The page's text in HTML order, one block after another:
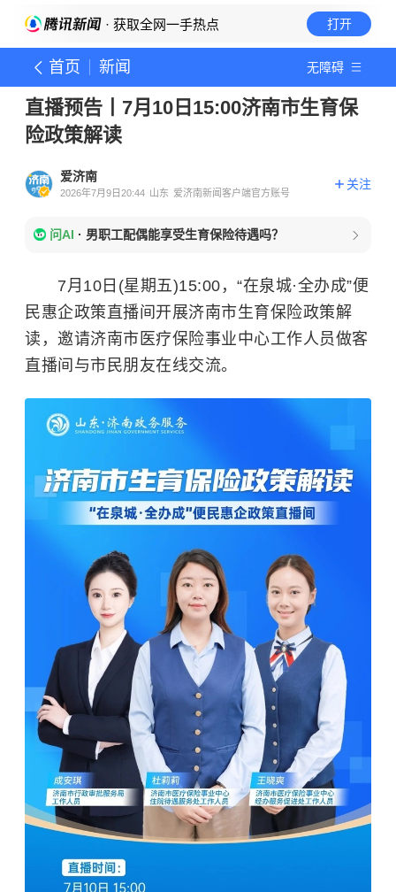
· 获取全网一手热点 打开
首页 新闻 无障碍
直播预告丨7月10日15:00济南市生育保
险政策解读
爱济南
2026年7月9日20:44 山东 爱济南新闻客户端官方账号
关注
问AI · 男职工配偶能享受生育保险待遇吗？
7月10日(星期五)15:00，“在泉城·全办成”便
民惠企政策直播间开展济南市生育保险政策解
读，邀请济南市医疗保险事业中心工作人员做客
直播间与市民朋友在线交流。